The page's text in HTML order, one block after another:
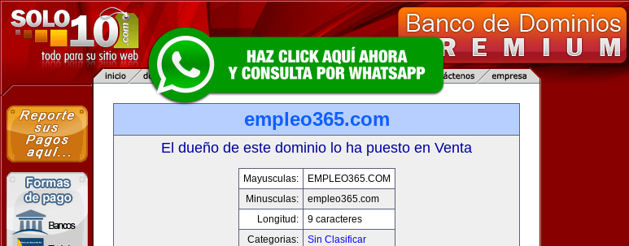
empleo365.com
El dueño de este dominio lo ha puesto en Venta
Mayusculas:
EMPLEO365.COM
Minusculas:
empleo365.com
Longitud:
9 caracteres
Categorias:
Sin Clasificar